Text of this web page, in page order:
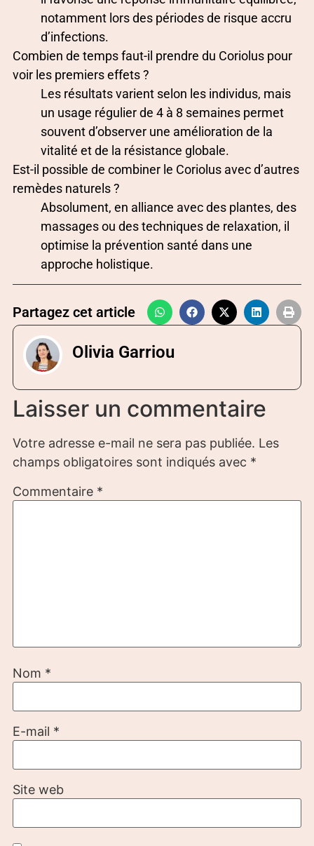
notamment lors des périodes de risque accru
d’infections.
Combien de temps faut-il prendre du Coriolus pour
voir les premiers effets ?
Les résultats varient selon les individus, mais
un usage régulier de 4 à 8 semaines permet
souvent d’observer une amélioration de la
vitalité et de la résistance globale.
Est-il possible de combiner le Coriolus avec d’autres
remèdes naturels ?
Absolument, en alliance avec des plantes, des
massages ou des techniques de relaxation, il
optimise la prévention santé dans une
approche holistique.
Partagez cet article
Olivia Garriou
Laisser un commentaire
Votre adresse e-mail ne sera pas publiée. Les
champs obligatoires sont indiqués avec *
Commentaire *
Nom *
E-mail *
Site web